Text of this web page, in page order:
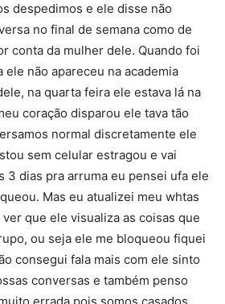
despedimos e ele disse não
no final de semana como de
conta da mulher dele. Quando foi
ele não apareceu na academia
na quarta feira ele estava lá na
coração disparou ele tava tão
normal discretamente ele
sem celular estragou e vai
3 dias pra arruma eu pensei ufa ele
Mas eu atualizei meu whtas
que ele visualiza as coisas que
ou seja ele me bloqueou fiquei
consegui fala mais com ele sinto
conversas e também penso